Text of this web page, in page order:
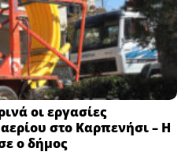
οι εργασίες
στο Καρπενήσι – Η
ο δήμος